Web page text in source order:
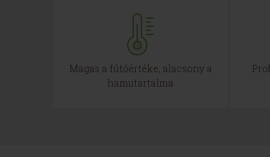
Magas a fűtőértéke, alacsony a
hamutartalma